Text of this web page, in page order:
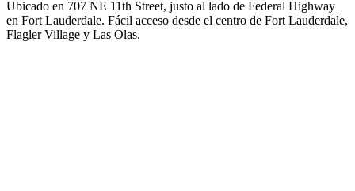
Ubicado en 707 NE 11th Street, justo al lado de Federal Highway
en Fort Lauderdale. Fácil acceso desde el centro de Fort Lauderdale,
Flagler Village y Las Olas.